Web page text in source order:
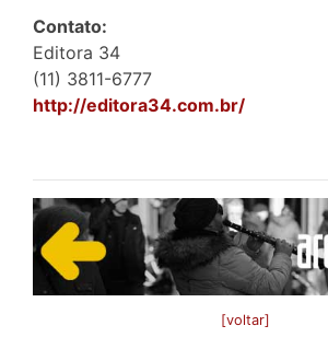
Contato:
Editora 34
(11) 3811-6777
http://editora34.com.br/
[voltar]